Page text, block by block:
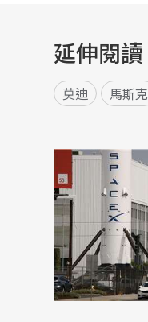
延伸閱讀
莫迪 馬斯克